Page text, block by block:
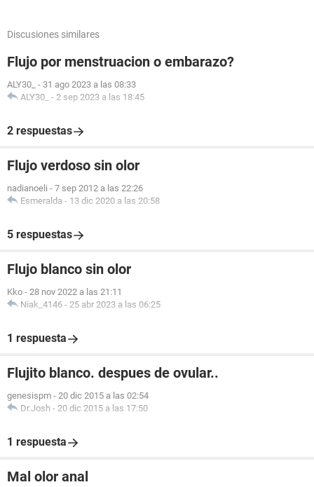
Discusiones similares
Flujo por menstruacion o embarazo?
ALY30_ - 31 ago 2023 a las 08:33
ALY30_ - 2 sep 2023 a las 18:45
2 respuestas
Flujo verdoso sin olor
nadianoeli - 7 sep 2012 a las 22:26
Esmeralda - 13 dic 2020 a las 20:58
5 respuestas
Flujo blanco sin olor
Kko - 28 nov 2022 a las 21:11
Niak_4146 - 25 abr 2023 a las 06:25
1 respuesta
Flujito blanco. despues de ovular..
genesispm - 20 dic 2015 a las 02:54
Dr.Josh - 20 dic 2015 a las 17:50
1 respuesta
Mal olor anal